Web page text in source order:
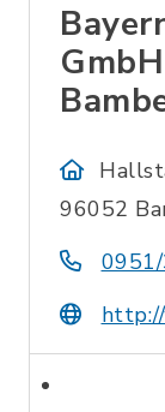
96052